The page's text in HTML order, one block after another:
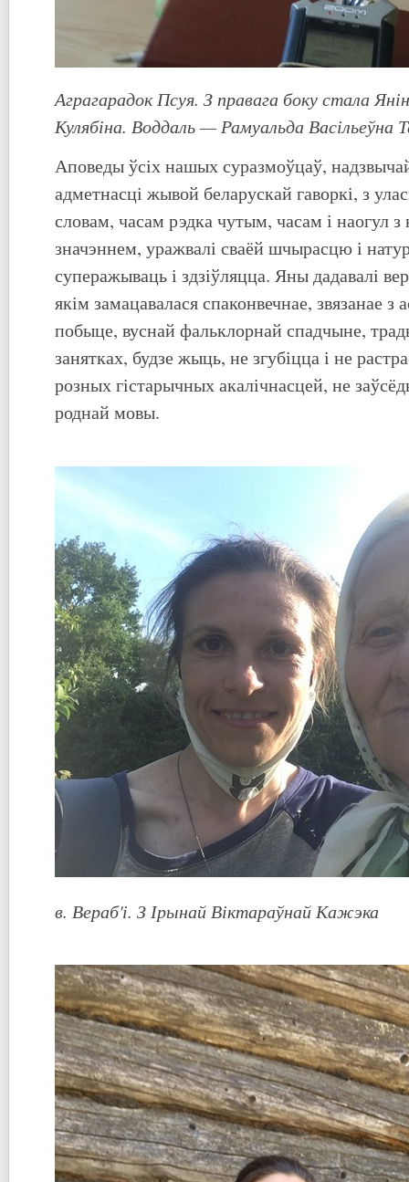
Аграгарадок Псуя. З правага боку стала
Кулябіна. Воддаль — Рамуальда Васільеўна
Аповеды ўсіх нашых суразмоўцаў,
адметнасці жывой беларускай гаворкі, з
словам, часам рэдка чутым, часам і наогул
значэннем, уражвалі сваёй шчырасцю і
суперажываць і здзіўляцца. Яны дадавалі
якім замацавалася спаконвечнае, звязанае з
побыце, вуснай фальклорнай спадчыне,
занятках, будзе жыць, не згубіцца і не
розных гістарычных акалічнасцей, не
роднай мовы.
в. Вераб'і. З Ірынай